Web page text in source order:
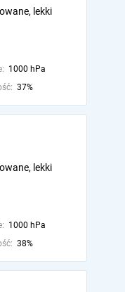
lekki
1000 hPa
37%
lekki
1000 hPa
38%